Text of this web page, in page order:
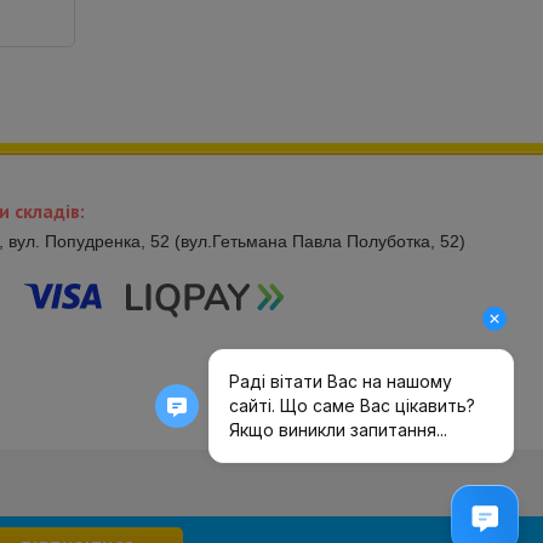
складів:
вул. Попудренка, 52 (вул.Гетьмана Павла Полуботка, 52)